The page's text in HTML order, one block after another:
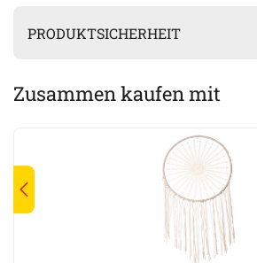
PRODUKTSICHERHEIT
Zusammen kaufen mit